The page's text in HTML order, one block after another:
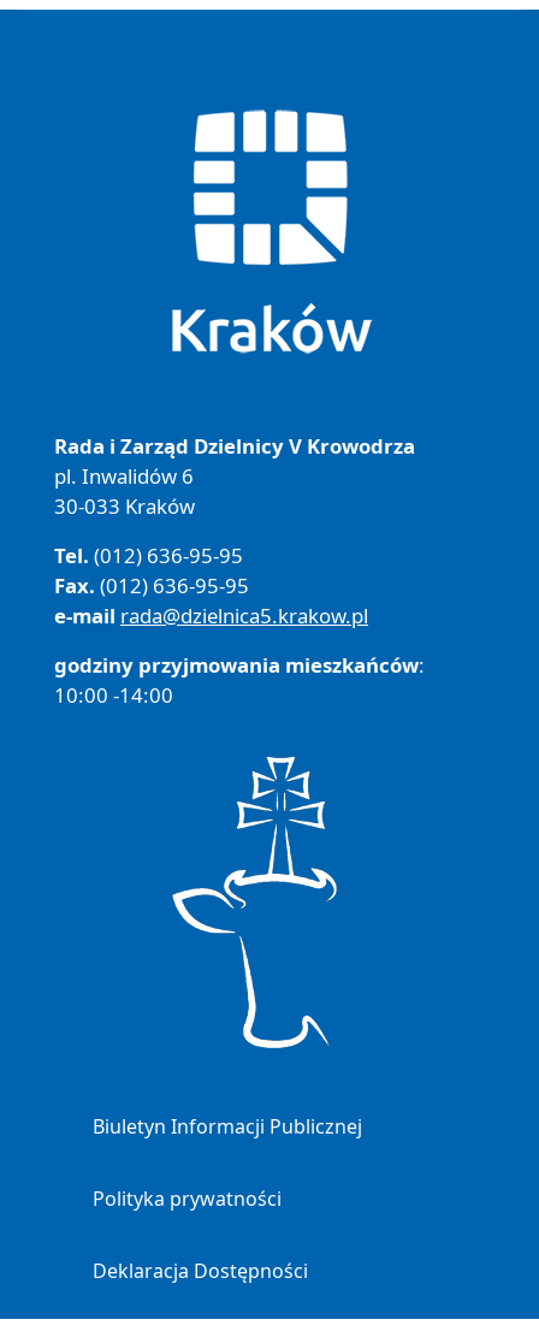
Rada i Zarząd Dzielnicy V Krowodrza
pl. Inwalidów 6
30-033 Kraków
Tel. (012) 636-95-95
Fax. (012) 636-95-95
e-mail rada@dzielnica5.krakow.pl
godziny przyjmowania mieszkańców:
10:00 -14:00
Biuletyn Informacji Publicznej
Polityka prywatności
Deklaracja Dostępności